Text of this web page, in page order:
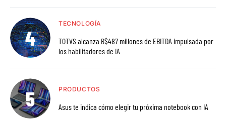
TECNOLOGÍA
TOTVS alcanza R$487 millones de EBITDA impulsada por
los habilitadores de IA
PRODUCTOS
Asus te indica cómo elegir tu próxima notebook con IA